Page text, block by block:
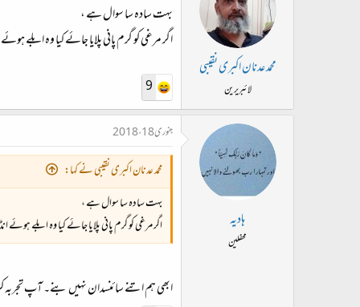
محمد عدنان اکبری نقیبی
لائبریرین
بہت سادہ سا سوال ہے ،
اگر مرغی کو گرم پانی پلایا جائے کیا وہ
9
ہادیہ
محفلین
جنوری 18، 2018
محمد عدنان اکبری نقیبی نے کہا:
بہت سادہ سا سوال ہے ،
اگر مرغی کو گرم پانی پلایا جائے کیا وہ ابلے
ابھی ہم اتنے سائنسدان نہیں بنے۔ آپ تجربہ